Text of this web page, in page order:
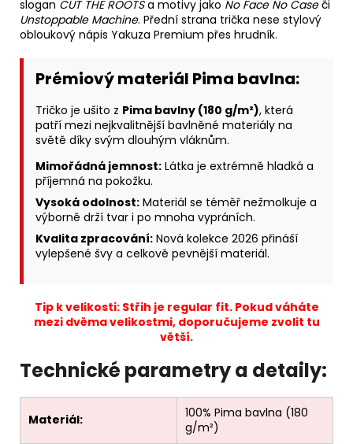
slogan CUT THE ROOTSa motivy jako No Face No Caseči
Unstoppable Machine. Přední strana trička nese stylový
obloukový nápis Yakuza Premium přes hrudník.
Prémiový materiál Pima bavlna:
Tričko je ušito z Pima bavlny (180 g/m²), která
patří mezi nejkvalitnější bavlněné materiály na
světě díky svým dlouhým vláknům.
Mimořádná jemnost: Látka je extrémně hladká a
příjemná na pokožku.
Vysoká odolnost: Materiál se téměř nežmolkuje a
výborně drží tvar i po mnoha vypráních.
Kvalita zpracování: Nová kolekce 2026 přináší
vylepšené švy a celkově pevnější materiál.
Tip k velikosti: Střih je regular fit. Pokud váháte
mezi dvěma velikostmi, doporučujeme zvolit tu
větší.
Technické parametry a detaily:
Materiál:
100% Pima bavlna (180
g/m²)